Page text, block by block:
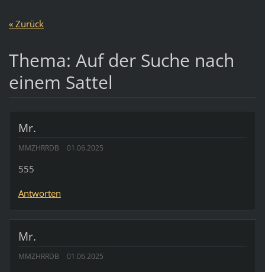
« Zurück
Thema: Auf der Suche nach
einem Sattel
Mr.
MMZHRRDB 01.06.2025
555
Antworten
Mr.
MMZHRRDB 01.06.2025